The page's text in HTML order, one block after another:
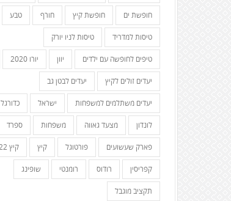
חופשת ים חופשת קיץ חורף טבע
טיסות למדריד טיסות לניו יורק
טיפים לחופשה עם ילדים יוון יורו 2020
יעדים זולים לקיץ יעדים לבטן גב
יעדים משתלמים למשפחות ישראל כדורגל
לונדון מצעד גאווה משפחות ספרד
פארק שעשועים פורטוגל קיץ קיץ 2022
קפריסין רודוס רומנטי שופינג
תקציב מוגבל